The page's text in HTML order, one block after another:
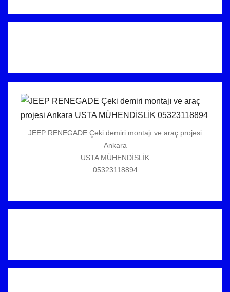
JEEP RENEGADE Çeki demiri montajı ve araç projesi
Ankara
USTA MÜHENDİSLİK
05323118894